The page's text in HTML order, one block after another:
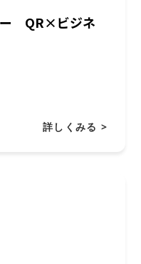
QR×ビジネ
詳しくみる >